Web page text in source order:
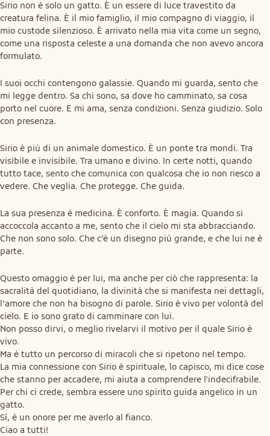
Sirio non è solo un gatto. È un essere di luce travestito da
creatura felina. È il mio famiglio, il mio compagno di viaggio, il
mio custode silenzioso. È arrivato nella mia vita come un segno,
come una risposta celeste a una domanda che non avevo ancora
formulato.
I suoi occhi contengono galassie. Quando mi guarda, sento che
mi legge dentro. Sa chi sono, sa dove ho camminato, sa cosa
porto nel cuore. E mi ama, senza condizioni. Senza giudizio. Solo
con presenza.
Sirio è più di un animale domestico. È un ponte tra mondi. Tra
visibile e invisibile. Tra umano e divino. In certe notti, quando
tutto tace, sento che comunica con qualcosa che io non riesco a
vedere. Che veglia. Che protegge. Che guida.
La sua presenza è medicina. È conforto. È magia. Quando si
accoccola accanto a me, sento che il cielo mi sta abbracciando.
Che non sono solo. Che c’è un disegno più grande, e che lui ne è
parte.
Questo omaggio è per lui, ma anche per ciò che rappresenta: la
sacralità del quotidiano, la divinità che si manifesta nei dettagli,
l’amore che non ha bisogno di parole. Sirio è vivo per volontà del
cielo. E io sono grato di camminare con lui.
Non posso dirvi, o meglio rivelarvi il motivo per il quale Sirio è
vivo.
Ma è tutto un percorso di miracoli che si ripetono nel tempo.
La mia connessione con Sirio è spirituale, lo capisco, mi dice cose
che stanno per accadere, mi aiuta a comprendere l'indecifrabile.
Per chi ci crede, sembra essere uno spirito guida angelico in un
gatto.
Sì, è un onore per me averlo al fianco.
Ciao a tutti!